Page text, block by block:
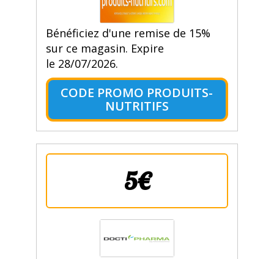
Bénéficiez d'une remise de 15%
sur ce magasin. Expire
le 28/07/2026.
CODE PROMO PRODUITS-
NUTRITIFS
5€